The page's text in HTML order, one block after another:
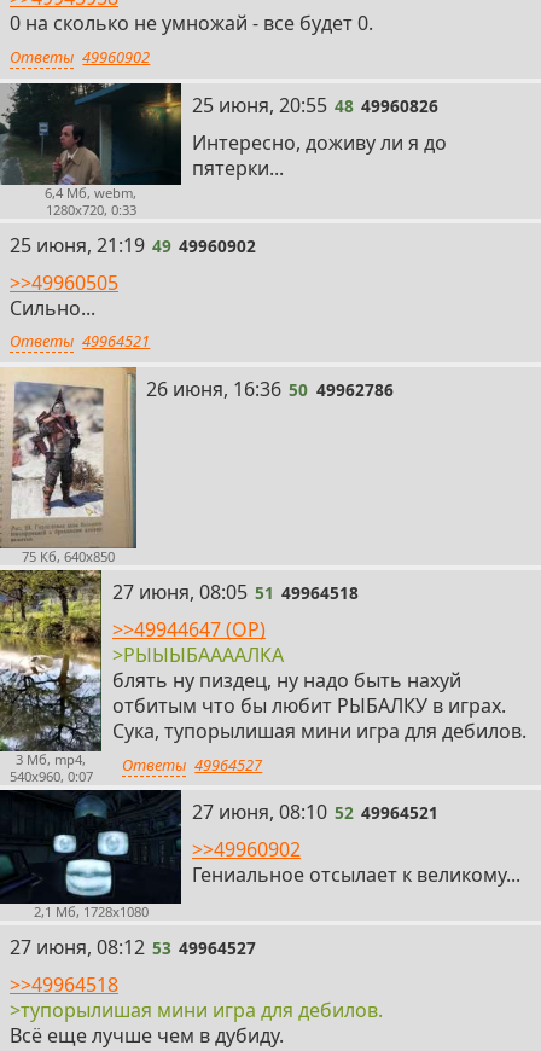
0 на сколько не умножай - все будет 0.
Ответы 49960902
6,4 Мб, webm,
1280x720, 0:33
48
25 июня, 20:55 48 49960826
Интересно, доживу ли я до
пятерки...
49
25 июня, 21:19 49 49960902
>>49960505
Сильно...
Ответы 49964521
75 Кб, 640x850
50
26 июня, 16:36 50 49962786
3 Мб, mp4,
540x960, 0:07
51
27 июня, 08:05 51 49964518
>>49944647 (OP)
>РЫЫЫБААААЛКА
блять ну пиздец, ну надо быть нахуй
отбитым что бы любит РЫБАЛКУ в играх.
Сука, тупорылишая мини игра для дебилов.
Ответы 49964527
2,1 Мб, 1728x1080
52
27 июня, 08:10 52 49964521
>>49960902
Гениальное отсылает к великому...
53
27 июня, 08:12 53 49964527
>>49964518
>тупорылишая мини игра для дебилов.
Всё еще лучше чем в дубиду.